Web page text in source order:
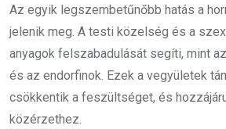
Az egyik legszembetűnőbb hatás a
jelenik meg. A testi közelség és a
anyagok felszabadulását segíti, mint
és az endorfinok. Ezek a vegyületek
csökkentik a feszültséget, és
közérzethez.